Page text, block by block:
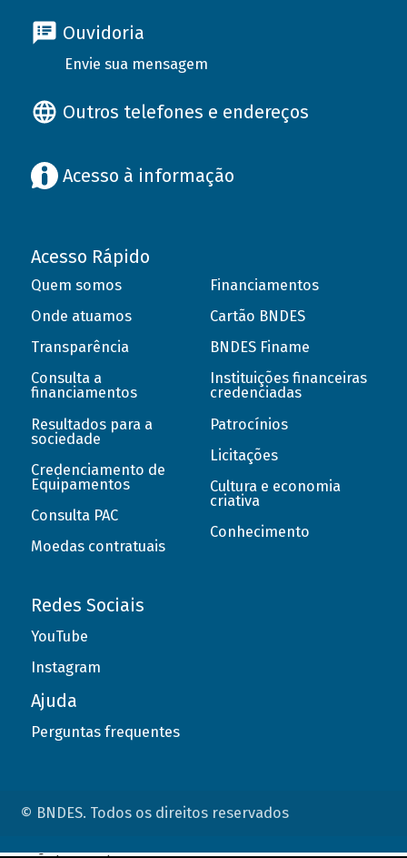
Ouvidoria
Envie sua mensagem
Outros telefones e endereços
Acesso à informação
Acesso Rápido
Quem somos
Onde atuamos
Transparência
Consulta a
financiamentos
Resultados para a
sociedade
Credenciamento de
Equipamentos
Consulta PAC
Moedas contratuais
Financiamentos
Cartão BNDES
BNDES Finame
Instituições financeiras
credenciadas
Patrocínios
Licitações
Cultura e economia
criativa
Conhecimento
Redes Sociais
YouTube
Instagram
Ajuda
Perguntas frequentes
© BNDES. Todos os direitos reservados